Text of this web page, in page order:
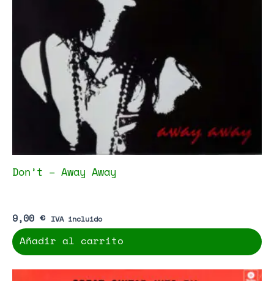
Don’t – Away Away
9,00 € IVA incluido
Añadir al carrito